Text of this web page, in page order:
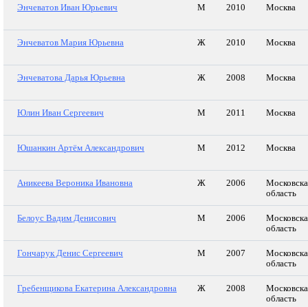
Энчеватов Иван Юрьевич М 2010 Москва
Энчеватов Мария Юрьевна Ж 2010 Москва
Энчеватова Дарья Юрьевна Ж 2008 Москва
Юлин Иван Сергеевич М 2011 Москва
Юшанкин Артём Александрович М 2012 Москва
Аникеева Вероника Ивановна Ж 2006
область
Белоус Вадим Денисович М 2006
область
Гончарук Денис Сергеевич М 2007
область
Гребенщикова Екатерина Александровна Ж 2008
область